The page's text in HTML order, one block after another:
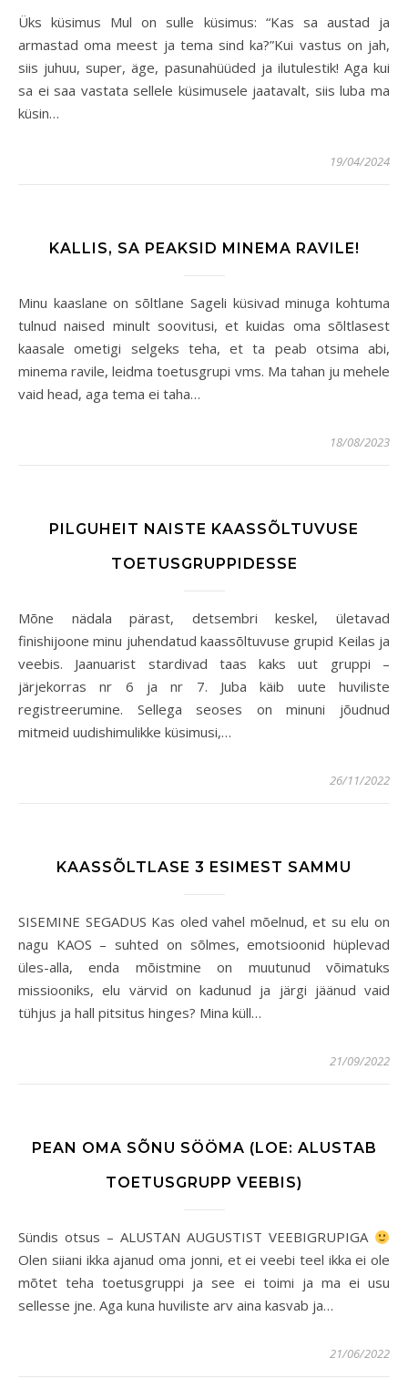
Üks küsimus Mul on sulle küsimus: “Kas sa austad ja
armastad oma meest ja tema sind ka?”Kui vastus on jah,
siis juhuu, super, äge, pasunahüüded ja ilutulestik! Aga kui
sa ei saa vastata sellele küsimusele jaatavalt, siis luba ma
küsin…
19/04/2024
KALLIS, SA PEAKSID MINEMA RAVILE!
Minu kaaslane on sõltlane Sageli küsivad minuga kohtuma
tulnud naised minult soovitusi, et kuidas oma sõltlasest
kaasale ometigi selgeks teha, et ta peab otsima abi,
minema ravile, leidma toetusgrupi vms. Ma tahan ju mehele
vaid head, aga tema ei taha…
18/08/2023
PILGUHEIT NAISTE KAASSÕLTUVUSE
TOETUSGRUPPIDESSE
Mõne nädala pärast, detsembri keskel, ületavad
finishijoone minu juhendatud kaassõltuvuse grupid Keilas ja
veebis. Jaanuarist stardivad taas kaks uut gruppi –
järjekorras nr 6 ja nr 7. Juba käib uute huviliste
registreerumine. Sellega seoses on minuni jõudnud
mitmeid uudishimulikke küsimusi,…
26/11/2022
KAASSÕLTLASE 3 ESIMEST SAMMU
SISEMINE SEGADUS Kas oled vahel mõelnud, et su elu on
nagu KAOS – suhted on sõlmes, emotsioonid hüplevad
üles-alla, enda mõistmine on muutunud võimatuks
missiooniks, elu värvid on kadunud ja järgi jäänud vaid
tühjus ja hall pitsitus hinges? Mina küll…
21/09/2022
PEAN OMA SÕNU SÖÖMA (LOE: ALUSTAB
TOETUSGRUPP VEEBIS)
Sündis otsus – ALUSTAN AUGUSTIST VEEBIGRUPIGA
Olen siiani ikka ajanud oma jonni, et ei veebi teel ikka ei ole
mõtet teha toetusgruppi ja see ei toimi ja ma ei usu
sellesse jne. Aga kuna huviliste arv aina kasvab ja…
21/06/2022